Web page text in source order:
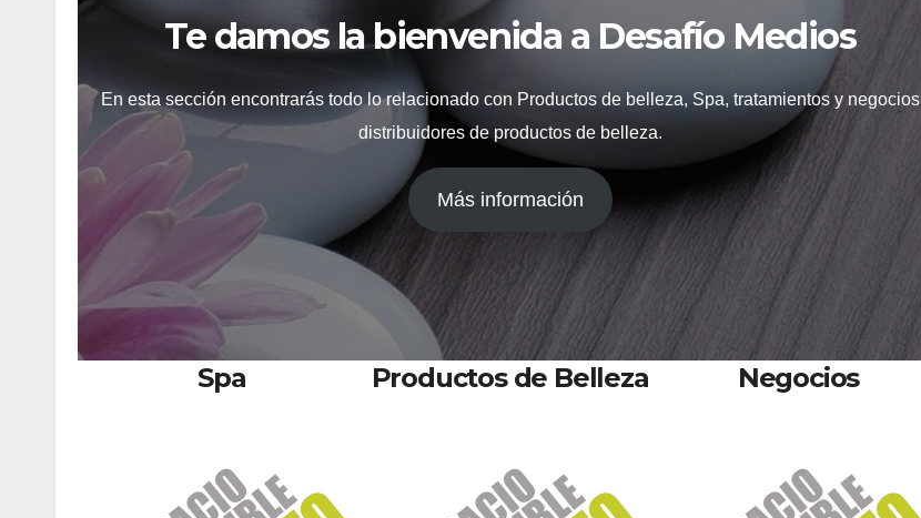
Te damos la bienvenida a Desafío Medios
En esta sección encontrarás todo lo relacionado con Productos de belleza, Spa, tratamientos y negocios
distribuidores de productos de belleza.
Más información
Spa Productos de Belleza Negocios